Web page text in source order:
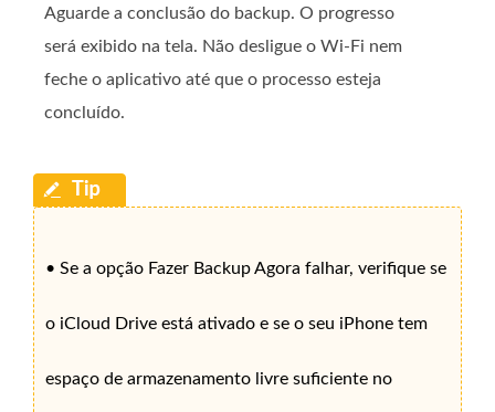
Aguarde a conclusão do backup. O progresso
será exibido na tela. Não desligue o Wi-Fi nem
feche o aplicativo até que o processo esteja
concluído.
• Se a opção Fazer Backup Agora falhar, verifique se
o iCloud Drive está ativado e se o seu iPhone tem
espaço de armazenamento livre suficiente no